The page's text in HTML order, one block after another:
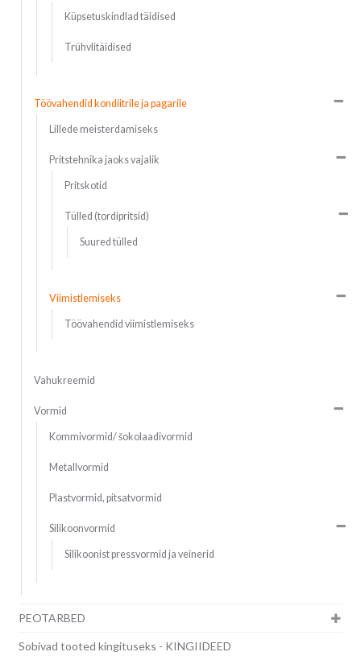
Küpsetuskindlad täidised
Trühvlitäidised
Töövahendid kondiitrile ja pagarile
Lillede meisterdamiseks
Pritstehnika jaoks vajalik
Pritskotid
Tülled (tordipritsid)
Suured tülled
Viimistlemiseks
Töövahendid viimistlemiseks
Vahukreemid
Vormid
Kommivormid/ šokolaadivormid
Metallvormid
Plastvormid, pitsatvormid
Silikoonvormid
Silikoonist pressvormid ja veinerid
PEOTARBED
Sobivad tooted kingituseks - KINGIIDEED